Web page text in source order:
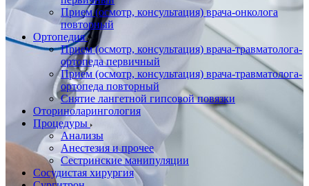
Прием (осмотр, консультация) врача-онколога
повторный
Ортопедия
Прием (осмотр, консультация) врача-травматолога-
ортопеда первичный
Прием (осмотр, консультация) врача-травматолога-
ортопеда повторный
Снятие лангетной гипсовой повязки
Оториноларингология
Процедуры
Анализы
Анестезия и прочее
Сестринские манипуляции
Сосудистая хирургия